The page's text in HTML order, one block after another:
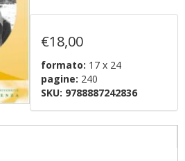
€18,00
formato: 17 x 24
pagine: 240
SKU: 9788887242836